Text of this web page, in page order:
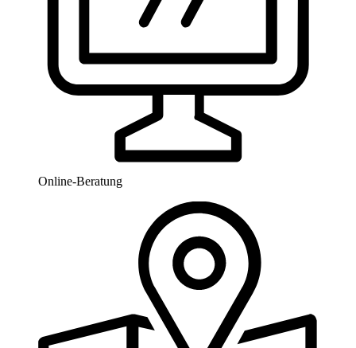
Online-Beratung